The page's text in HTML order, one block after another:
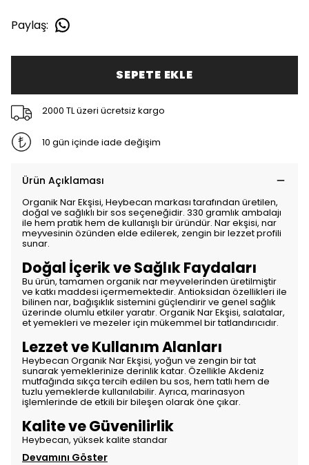
Paylaş:
SEPETE EKLE
2000 TL üzeri ücretsiz kargo
10 gün içinde iade değişim
Ürün Açıklaması
Organik Nar Ekşisi, Heybecan markası tarafından üretilen,
doğal ve sağlıklı bir sos seçeneğidir. 330 gramlık ambalajı
ile hem pratik hem de kullanışlı bir üründür. Nar ekşisi, nar
meyvesinin özünden elde edilerek, zengin bir lezzet profili
sunar.
Doğal İçerik ve Sağlık Faydaları
Bu ürün, tamamen organik nar meyvelerinden üretilmiştir
ve katkı maddesi içermemektedir. Antioksidan özellikleri ile
bilinen nar, bağışıklık sistemini güçlendirir ve genel sağlık
üzerinde olumlu etkiler yaratır. Organik Nar Ekşisi, salatalar,
et yemekleri ve mezeler için mükemmel bir tatlandırıcıdır.
Lezzet ve Kullanım Alanları
Heybecan Organik Nar Ekşisi, yoğun ve zengin bir tat
sunarak yemeklerinize derinlik katar. Özellikle Akdeniz
mutfağında sıkça tercih edilen bu sos, hem tatlı hem de
tuzlu yemeklerde kullanılabilir. Ayrıca, marinasyon
işlemlerinde de etkili bir bileşen olarak öne çıkar.
Kalite ve Güvenilirlik
Heybecan, yüksek kalite standar
Devamını Göster